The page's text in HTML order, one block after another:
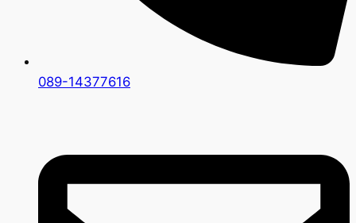
089-14377616